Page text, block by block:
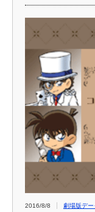
2016/8/8 劇場版デー